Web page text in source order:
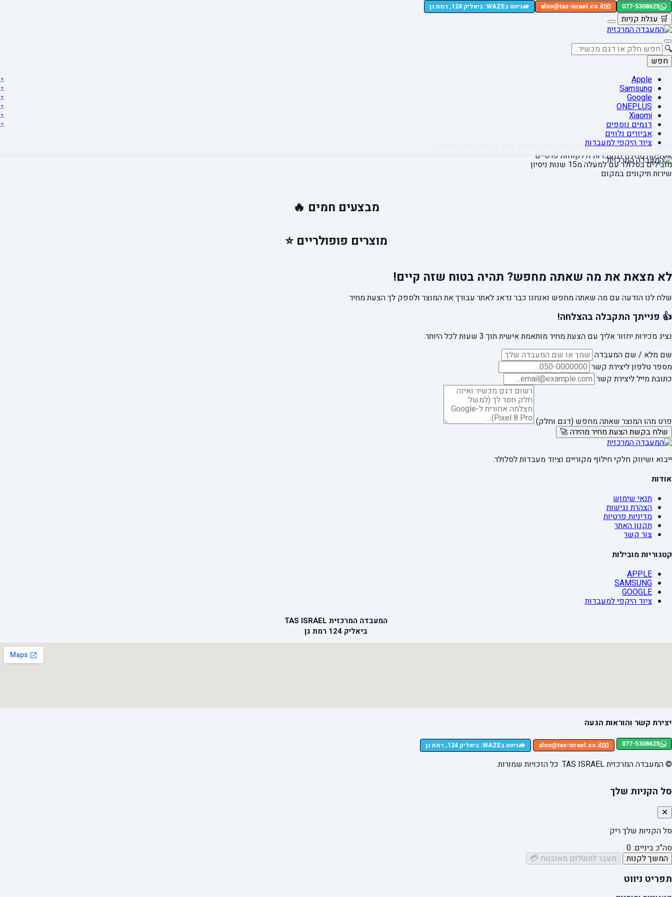
077-5308625
✉️
alon@tas-israel.co.il
🚙ניווט בWAZE: ביאליק 124, רמת גן
🛒 עגלת קניות
🔍
חפש
Apple
Samsung
Google
ONEPLUS
Xiaomi
דגמים נוספים
אביזרים נלווים
ציוד היקפי למעבדות
המעבדה המרכזית לייבוא ושיווק כל חלקי החילוף
אספקה מהירהלמעבדות וללקוחות פרטיים
מובילים בסלולר עם למעלה מ15 שנות ניסיון
שירות תיקונים במקום
מבצעים חמים 🔥
מוצרים פופולריים ⭐
לא מצאת את מה שאתה מחפש? תהיה בטוח שזה קיים!
שלח לנו הודעה עם מה שאתה מחפש ואנחנו כבר נדאג לאתר עבורך את המוצר ולספק לך הצעת מחיר
👍 פנייתך התקבלה בהצלחה!
נציג מכירות יחזור אליך עם הצעת מחיר מותאמת אישית תוך 3 שעות לכל היותר.
שם מלא / שם המעבדה
מספר טלפון ליצירת קשר
כתובת מייל ליצירת קשר
פרט מהו המוצר שאתה מחפש (דגם וחלק)
שלח בקשת הצעת מחיר מהירה 🚀
ייבוא ושיווק חלקי חילוף מקוריים וציוד מעבדות לסלולר.
אודות
תנאי שימוש
הצהרת נגישות
מדיניות פרטיות
תקנון האתר
צור קשר
קטגוריות מובילות
APPLE
SAMSUNG
GOOGLE
ציוד היקפי למעבדות
המעבדה המרכזית TAS ISRAEL
ביאליק 124 רמת גן
יצירת קשר והוראות הגעה
077-5308625
✉️
alon@tas-israel.co.il
🚙ניווט בWAZE: ביאליק 124, רמת גן
© המעבדה המרכזית TAS ISRAEL. כל הזכויות שמורות.
סל הקניות שלך
✕
סל הקניות שלך ריק
סה"כ ביניים:0
המשך לקנות
מעבר לתשלום מאובטח 💳
תפריט ניווט